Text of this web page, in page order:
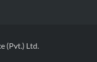
(Pvt.) Ltd.